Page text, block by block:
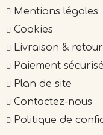
Mentions légales
Cookies
Livraison & retour
Paiement sécurisé
Plan de site
Contactez-nous
Politique de